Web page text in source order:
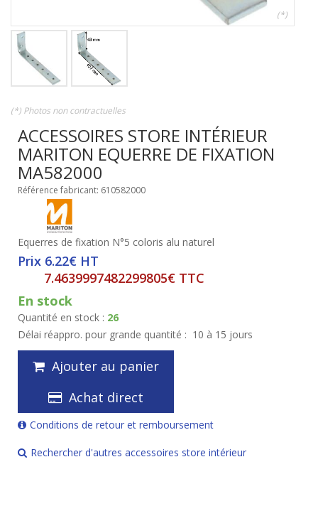
(*)
(*) Photos non contractuelles
ACCESSOIRES STORE INTÉRIEUR
MARITON EQUERRE DE FIXATION
MA582000
Référence fabricant: 610582000
Equerres de fixation N°5 coloris alu naturel
Prix 6.22€ HT
7.4639997482299805€ TTC
En stock
Quantité en stock : 26
Délai réappro. pour grande quantité : 10 à 15 jours
Ajouter au panier
Achat direct
Conditions de retour et remboursement
Rechercher d'autres accessoires store intérieur